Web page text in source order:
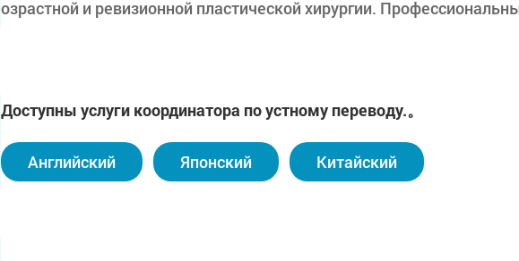
озрастной и ревизионной пластической хирургии.
ти обеспечивает ответственный уход, а лечащий врач отвечает
рационного ухода. С 2014 года клиника применяет систему
внедрила систему гарантий хирургической ответственности,
енности и философии медицинского обслуживания,
ответственность за своих клиентов.
Доступны услуги координатора по устному переводу.。
Английский Японский Китайский